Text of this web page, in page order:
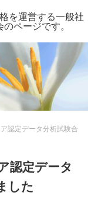
を運営する一般社
のページです。
認定データ分析試験合
認定データ
した